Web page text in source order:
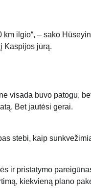
ilgio“, – sako Hüseyin
Kaspijos jūrą.
visada buvo patogu,
Bet jautėsi gerai.
stebi, kaip
ir pristatymo
kiekvieną plano